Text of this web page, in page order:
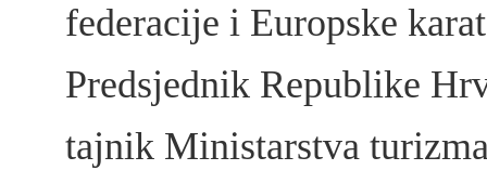
federacije i Europske
Predsjednik Republike
tajnik Ministarstva